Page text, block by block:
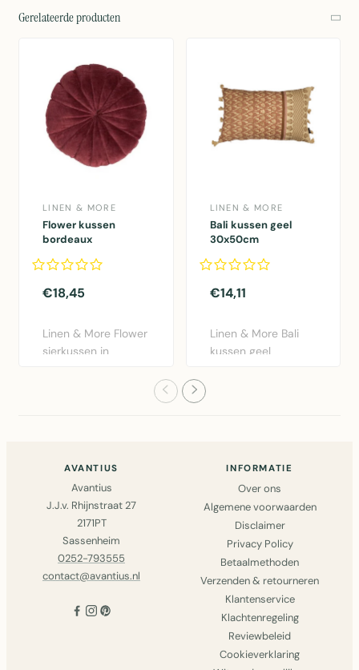
Gerelateerde producten
LINEN & MORE
Flower kussen
bordeaux
€18,45
Linen & More Flower
sierkussen in
LINEN & MORE
Bali kussen geel
30x50cm
€14,11
Linen & More Bali
kussen geel
AVANTIUS
Avantius
J.J.v. Rhijnstraat 27
2171PT
Sassenheim
0252-793555
contact@avantius.nl
INFORMATIE
Over ons
Algemene voorwaarden
Disclaimer
Privacy Policy
Betaalmethoden
Verzenden & retourneren
Klantenservice
Klachtenregeling
Reviewbeleid
Cookieverklaring